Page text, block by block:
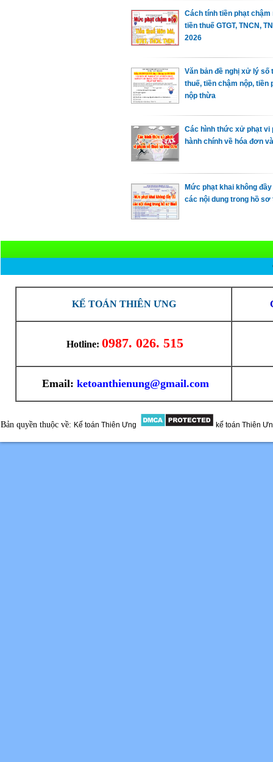
Cách tính tiền phạt chậm
tiền thuế GTGT, TNCN,
2026
Văn bản đề nghị xử lý số
thuế, tiền chậm nộp, tiền
nộp thừa
Các hình thức xử phạt vi
hành chính về hóa đơn
Mức phạt khai không đầy
các nội dung trong hồ sơ
KẾ TOÁN THIÊN ƯNG
Hotline: 0987. 026. 515
Email: ketoanthienung@gmail.com
Bản quyền thuộc về: Kế toán Thiên Ưng kế toán Thiên